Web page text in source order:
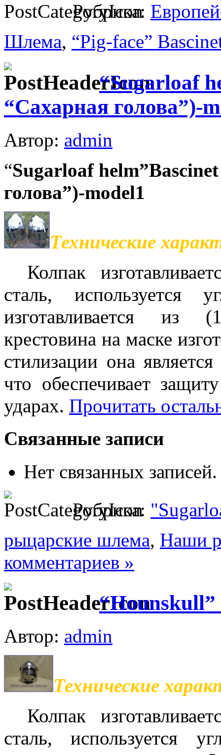
Рубрика:
Шлема, “Pig-face”
“Sugarloaf
“Сахарная голова”)-
Автор: admin
“Sugarloaf
голова”)-model1
Технические
Колпак
сталь, используется
изготавливается из
крестовина на маске
стилизации она
что обеспечивает
ударах. Прочитать
Связанные записи
Нет связанных записей.
Рубрика:
рыцарские шлема, Наши
комментариев »
“Hounskull”
Автор: admin
Технические
Колпак
сталь, используется